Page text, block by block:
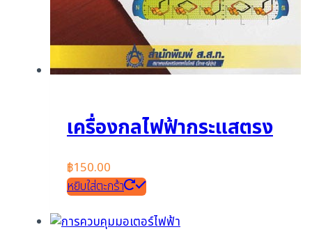
เครื่องกลไฟฟ้ากระแสตรง
฿150.00
หยิบใส่ตะกร้า